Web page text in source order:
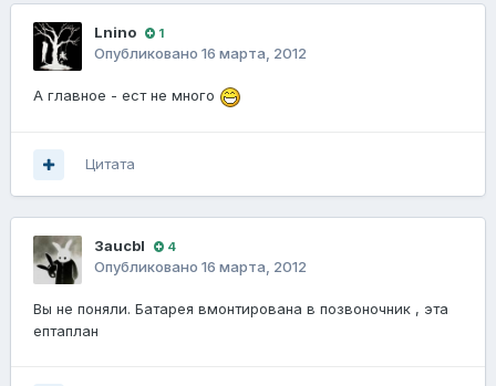
Lnino 1
Опубликовано 16 марта, 2012
А главное - ест не много
Цитата
Зaucbl 4
Опубликовано 16 марта, 2012
Вы не поняли. Батарея вмонтирована в позвоночник , эта
ептаплан